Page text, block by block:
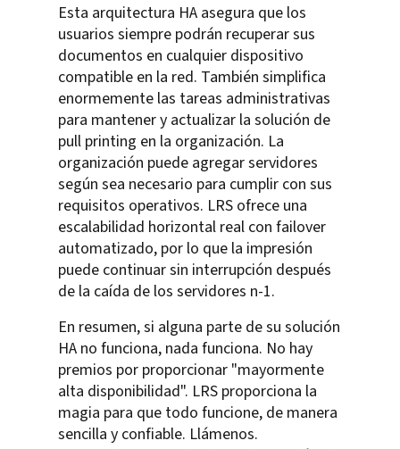
Esta arquitectura HA asegura que los
usuarios siempre podrán recuperar sus
documentos en cualquier dispositivo
compatible en la red. También simplifica
enormemente las tareas administrativas
para mantener y actualizar la solución de
pull printing en la organización. La
organización puede agregar servidores
según sea necesario para cumplir con sus
requisitos operativos. LRS ofrece una
escalabilidad horizontal real con failover
automatizado, por lo que la impresión
puede continuar sin interrupción después
de la caída de los servidores n-1.
En resumen, si alguna parte de su solución
HA no funciona, nada funciona. No hay
premios por proporcionar "mayormente
alta disponibilidad". LRS proporciona la
magia para que todo funcione, de manera
sencilla y confiable. Llámenos.